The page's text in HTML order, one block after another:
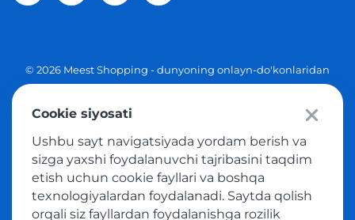
© 2026 Meest Shopping - dunyoning onlayn-do'konlaridan
Ommaviy taklif
Tovar sotib olish xizmatidan foydalanish shartlari
Cookie siyosati
Ushbu sayt navigatsiyada yordam berish va
sizga yaxshi foydalanuvchi tajribasini taqdim
etish uchun cookie fayllari va boshqa
texnologiyalardan foydalanadi. Saytda qolish
orqali siz fayllardan foydalanishga rozilik